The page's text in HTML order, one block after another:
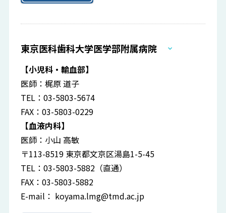
東京医科歯科大学医学部附属病院
【小児科・輸血部】
医師：梶原 道子
TEL：03-5803-5674
FAX：03-5803-0229
【血液内科】
医師：小山 高敏
〒113-8519 東京都文京区湯島1-5-45
TEL：03-5803-5882（直通）
FAX：03-5803-5882
E-mail： koyama.lmg@tmd.ac.jp